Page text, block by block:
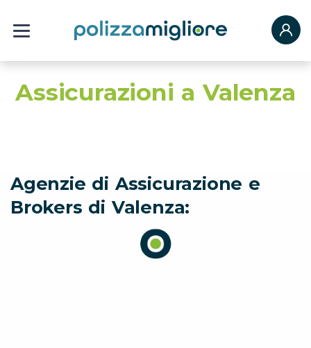
Assicurazioni a Valenza
Agenzie di Assicurazione e
Brokers di Valenza: